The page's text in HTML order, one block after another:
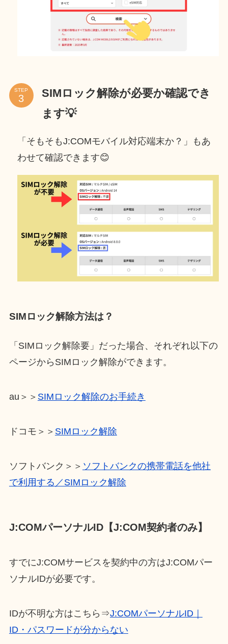
STEP
SIMロック解除が必要か確認でき
ます💡
「そもそもJ:COMモバイル対応端末か？」もあ
わせて確認できます😊
SIMロック解除方法は？
「SIMロック解除要」だった場合、それぞれ以下の
ページからSIMロック解除ができます。
au＞＞ SIMロック解除のお手続き
ドコモ＞＞ SIMロック解除
ソフトバンク＞＞ ソフトバンクの携帯電話を他社
で利用する／SIMロック解除
J:COMパーソナルID【J:COM契約者のみ】
すでにJ:COMサービスを契約中の方はJ:COMパー
ソナルIDが必要です。
IDが不明な方はこちら⇒J:COMパーソナルID｜
ID・パスワードが分からない